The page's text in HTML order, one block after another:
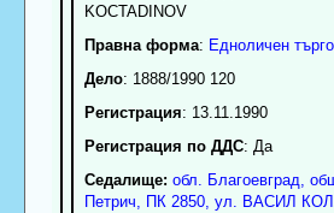
KOCTADINOV
Правна форма: Едноличен
Дело: 1888/1990 120
Регистрация: 13.11.1990
Регистрация по ДДС: Да
Седалище: обл. Благоевград,
Петрич, ПК 2850, ул. ВАСИЛ